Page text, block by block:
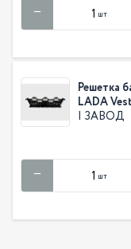
шт
Решетка
LADA
| ЗАВОД
шт